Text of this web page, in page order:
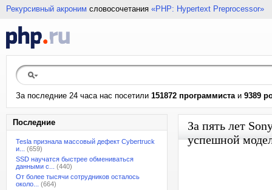
Рекурсивный акроним словосочетания «PHP: Hypertext Preprocessor»
За последние 24 часа нас посетили 151872 программистаи 9389
Последние
Tesla признала массовый дефект Cybertruck
и...
(659)
SSD научатся быстрее обмениваться
данными с...
(440)
От более тысячи сотрудников осталось
около...
(664)
За пять лет
успешной